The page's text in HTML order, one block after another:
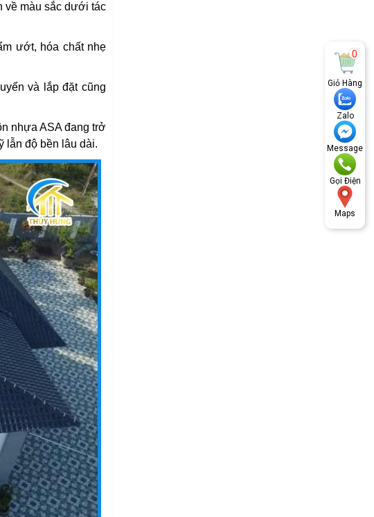
về màu sắc dưới tác
ướt, hóa chất nhẹ
và lắp đặt cũng
nhựa ASA đang trở
lẫn độ bền lâu dài.
0
Giỏ Hàng
Zalo
Message
Gọi Điện
Maps